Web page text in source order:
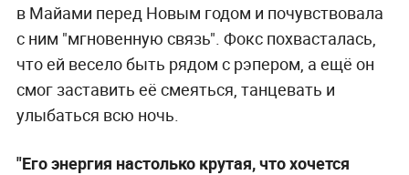
в Майами перед Новым годом и почувствовала
с ним "мгновенную связь". Фокс похвасталась,
что ей весело быть рядом с рэпером, а ещё он
смог заставить её смеяться, танцевать и
улыбаться всю ночь.
"Его энергия настолько крутая, что хочется